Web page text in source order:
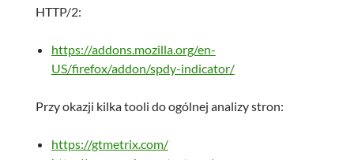
HTTP/2:
https://addons.mozilla.org/en-
US/firefox/addon/spdy-indicator/
Przy okazji kilka tooli do ogólnej analizy stron:
https://gtmetrix.com/